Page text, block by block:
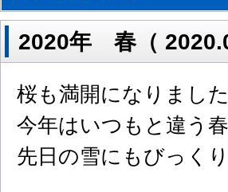
2020年 春（
桜も満開になりました
今年はいつもと違う
先日の雪にもびっくり